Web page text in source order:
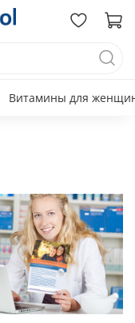
Витамины для